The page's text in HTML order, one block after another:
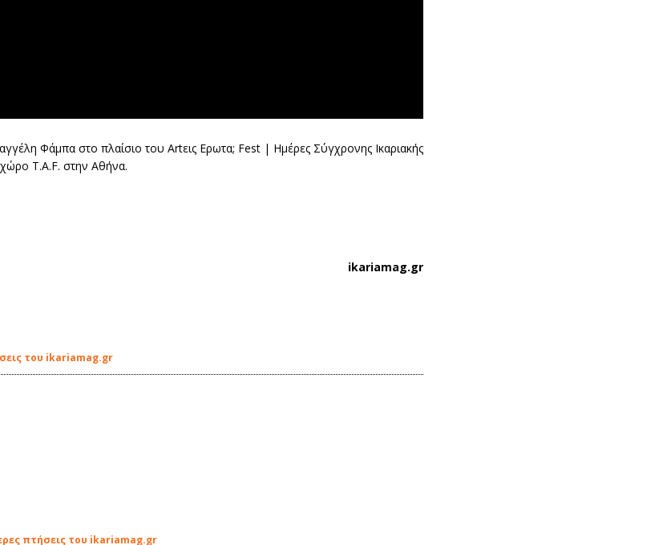
Φάμπα στο πλαίσιο του Artεις Ερωτα; Fest | Ημέρες Σύγχρονης Ικαριακής
T.A.F. στην Αθήνα.
ikariamag.gr
του ikariamag.gr
πτήσεις του ikariamag.gr